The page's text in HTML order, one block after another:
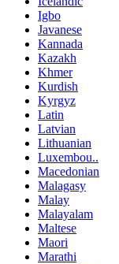
Igbo
Javanese
Kannada
Kazakh
Khmer
Kurdish
Kyrgyz
Latin
Latvian
Lithuanian
Luxembou..
Macedonian
Malagasy
Malay
Malayalam
Maltese
Maori
Marathi